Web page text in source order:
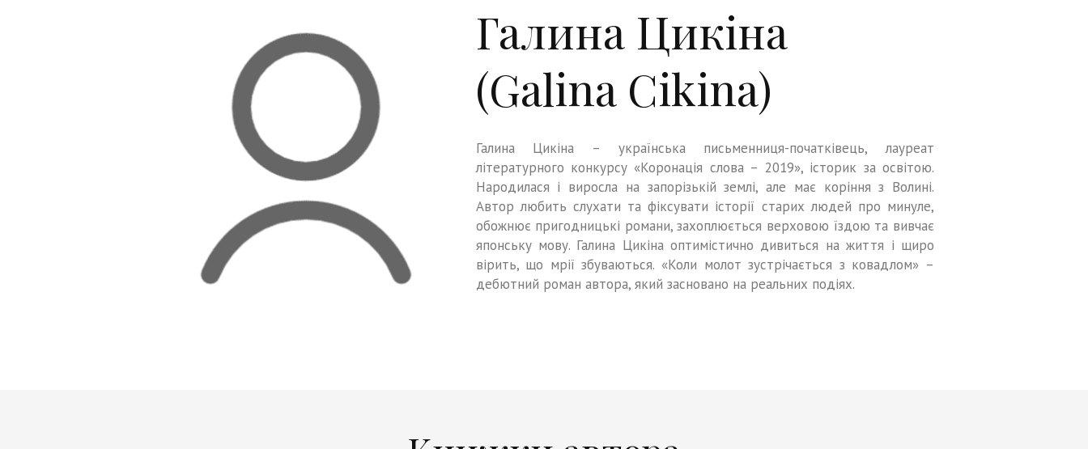
Галина Цикіна
(Galina Cikina)
Галина Цикіна – українська письменниця-початківець, лауреат
літературного конкурсу «Коронація слова – 2019», історик за освітою.
Народилася і виросла на запорізькій землі, але має коріння з Волині.
Автор любить слухати та фіксувати історії старих людей про минуле,
обожнює пригодницькі романи, захоплюється верховою їздою та вивчає
японську мову. Галина Цикіна оптимістично дивиться на життя і щиро
вірить, що мрії збуваються. «Коли молот зустрічається з ковадлом» –
дебютний роман автора, який засновано на реальних подіях.